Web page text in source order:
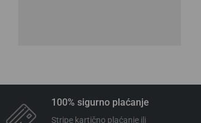
100% sigurno plaćanje
Stripe kartično plaćanje ili